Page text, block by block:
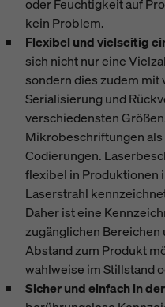
oder Feuchtigkeit auf
kein Problem.
Flexibel und vielseitig
sich nicht nur eine
sondern dies zudem mit
Serialisierung und
verschiedensten
Mikrobeschriftungen
Codierungen.
flexibel in Produktionen
Laserstrahl
Daher ist eine
zugänglichen
Abstand zum Produkt
wahlweise im Stillstand
Sicher und einfach in